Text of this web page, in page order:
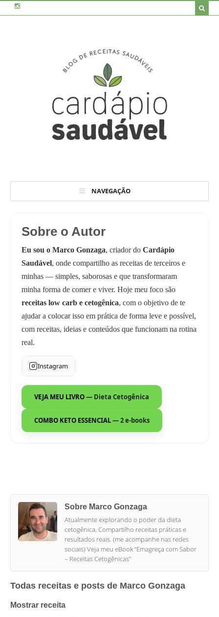
NAVEGAÇÃO
Sobre o Autor
Eu sou o Marco Gonzaga, criador doCardápio
Saudável, onde compartilho as receitas de terceiros e
minhas — simples, saborosas e que transformaram
minha forma de comer e viver. Hoje meu foco são
receitas low carb e cetogênica, com o objetivo de te
ajudar a colocar isso em prática de forma leve e possível,
com receitas, ideias e conteúdos que funcionam na rotina
real.
Instagram
VEJA MEU LIVRO— Dieta Cetogênica
COMBO KETO ESSENCIAL— 2 e-books
Sobre Marco Gonzaga
Atualmente explorando o poder da dieta
cetogênica. Compartilho receitas práticas e
resultados reais. (me acompanhe nas redes
sociais) Veja meu eBook “Emagreça com Sabor
– Receitas Cetogênicas”
Todas receitas e posts de Marco Gonzaga
Mostrar receita